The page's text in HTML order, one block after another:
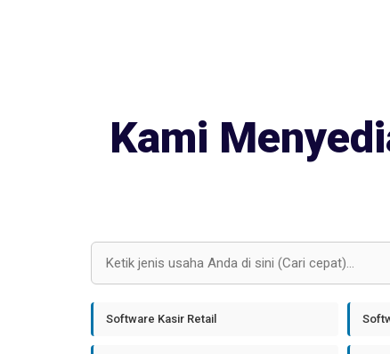
Kami
Software Kasir Retail